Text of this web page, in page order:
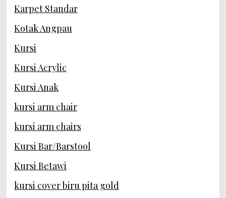
Karpet Standar
Kotak Angpau
Kursi
Kursi Acrylic
Kursi Anak
kursi arm chair
kursi arm chairs
Kursi Bar/Barstool
Kursi Betawi
kursi cover biru pita gold